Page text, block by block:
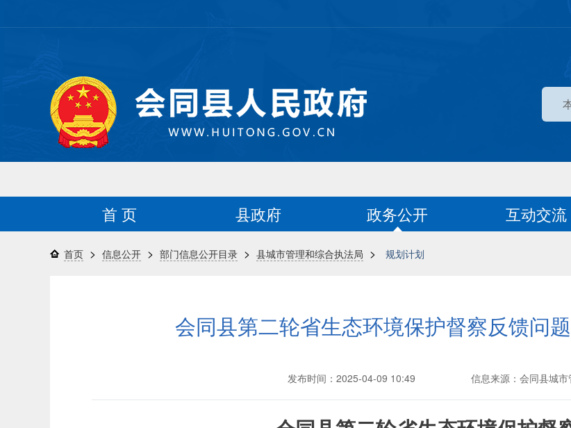
首 页 县政府 政务公开 互动交流
首页 > 信息公开 > 部门信息公开目录 > 县城市管理和综合执法局 > 规划计划
会同县第二轮省生态环境保护督察反馈问
发布时间：2025-04-09 10:49 信息来源：会同县城